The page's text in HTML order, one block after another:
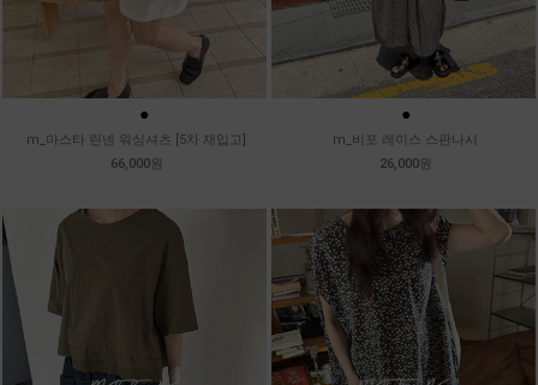
●
m_마스타 린넨 워싱셔츠 [5차 재입고]
66,000원
●
m_비포 레이스 스판나시
26,000원